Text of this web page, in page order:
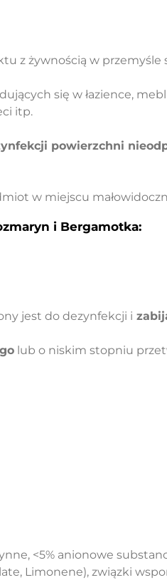
z żywnością w przemyśle
się w łazience,
itp.
powierzchni
w miejscu
i Bergamotka:
jest do dezynfekcji i
lub o niskim stopniu
<5% anionowe
Limonene), związki